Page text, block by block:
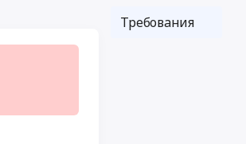
Требования